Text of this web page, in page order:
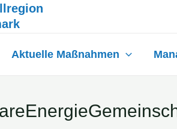
Aktuelle Maßnahmen